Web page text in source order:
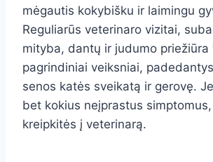
mėgautis kokybišku ir laimingu
Reguliarūs veterinaro vizitai,
mityba, dantų ir judumo priežiūra
pagrindiniai veiksniai,
senos katės sveikatą ir gerovę.
bet kokius neįprastus
kreipkitės į veterinarą.